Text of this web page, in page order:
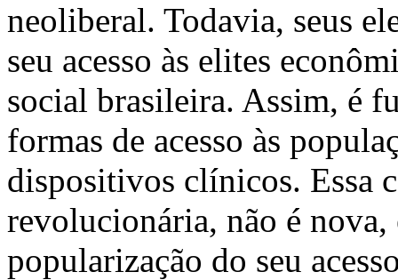
neoliberal. Todavia, seus
seu acesso às elites
social brasileira. Assim, é
formas de acesso às
dispositivos clínicos. Essa
revolucionária, não é
popularização do seu